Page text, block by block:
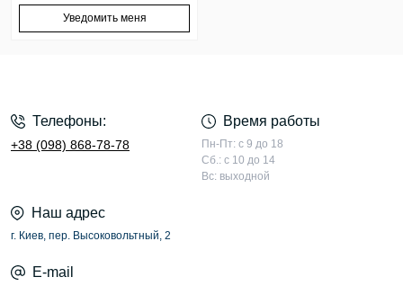
Уведомить меня
Телефоны:
+38 (098) 868-78-78
Время работы
Пн-Пт: с 9 до 18
Сб.: с 10 до 14
Вс: выходной
Наш адрес
г. Киев, пер. Высоковольтный, 2
E-mail